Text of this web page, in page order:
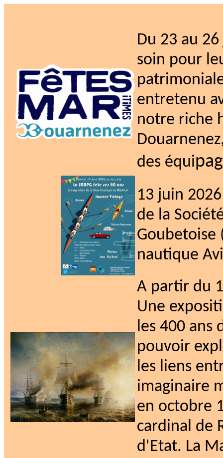
Du 23 au
soin pour
entretenu
notre riche
des équi
13 juin
de la
Goubetoise
nautique
A partir du
Une
les 400 ans
pouvoir
les liens
imaginaire
en octobre
cardinal de
d'Etat. La